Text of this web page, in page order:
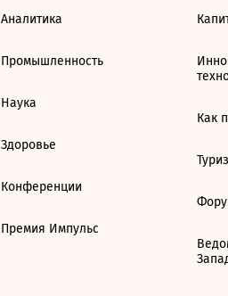
Аналитика
Промышленность
Наука
Здоровье
Конференции
Премия Импульс
Как